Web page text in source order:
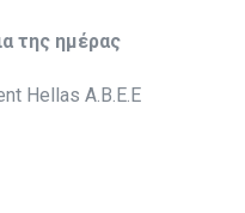
της ημέρας
Hellas A.B.E.E